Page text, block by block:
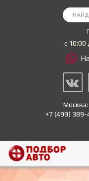
с 10:00
Москва:
+7 (499) 389-